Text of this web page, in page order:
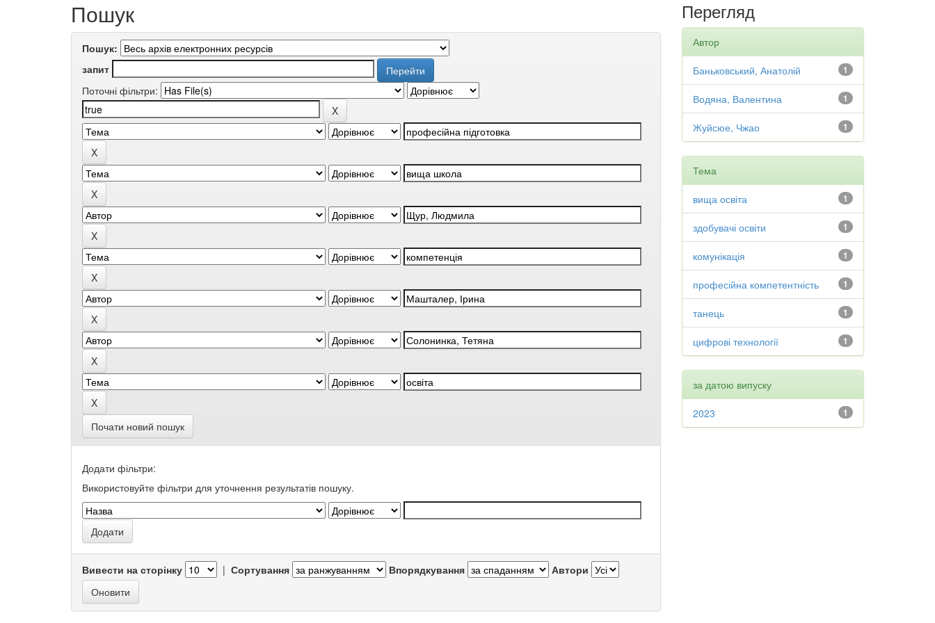
Пошук
Пошук:
запит
Поточні фільтри:
Почати новий пошук
Додати фільтри:
Використовуйте фільтри для уточнення результатів пошуку.
Вивести на сторінку | Сортування Впорядкування Автори
Перегляд
Автор
1
Баньковський, Анатолій
1
Водяна, Валентина
1
Жуйсюе, Чжао
Тема
1
вища освіта
1
здобувачі освіти
1
комунікація
1
професійна компетентність
1
танець
1
цифрові технології
за датою випуску
1
2023